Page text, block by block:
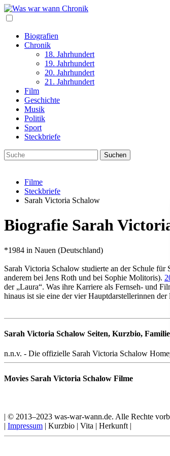
Biografien
Chronik
18. Jahrhundert
19. Jahrhundert
20. Jahrhundert
21. Jahrhundert
Film
Geschichte
Musik
Politik
Sport
Steckbriefe
Filme
Steckbriefe
Sarah Victoria Schalow
Biografie Sarah
*1984 in Nauen (Deutschland)
Sarah Victoria Schalow studierte an der Schule für
anderem bei Jens Roth und bei Sophie Molitoris).
der „Laura“. Was ihre Karriere als Fernseh- und
hinaus ist sie eine der vier Hauptdarstellerinnen
Sarah Victoria Schalow Seiten, Kurzbio,
n.n.v. - Die offizielle Sarah Victoria Schalow
Movies Sarah Victoria Schalow Filme
| © 2013–2023 was-war-wann.de. Alle Rechte
| Impressum | Kurzbio | Vita | Herkunft |